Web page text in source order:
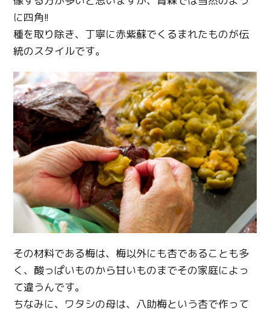
に四角!!
種を取り除き、丁寧に赤紫蘇でくるまれたものが伝
統のスタイルです。
その材料である梅は、梅以外にも杏であることも多
く、酸っぱいものから甘いものまでその家庭によっ
て違うんです。
ちなみに、ワタシの母は、八助梅という杏で作って